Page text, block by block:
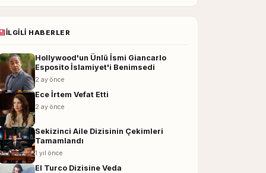
İLGILI HABERLER
Hollywood'un Ünlü İsmi Giancarlo
Esposito İslamiyet'i Benimsedi
2 ay önce
Ece İrtem Vefat Etti
2 ay önce
Sekizinci Aile Dizisinin Çekimleri
Tamamlandı
1 yıl önce
El Turco Dizisine Veda